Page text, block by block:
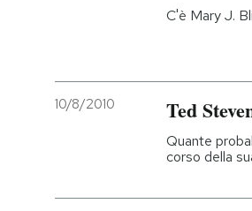
C'è Mary J.
10/8/2010 Ted
Quante
corso della